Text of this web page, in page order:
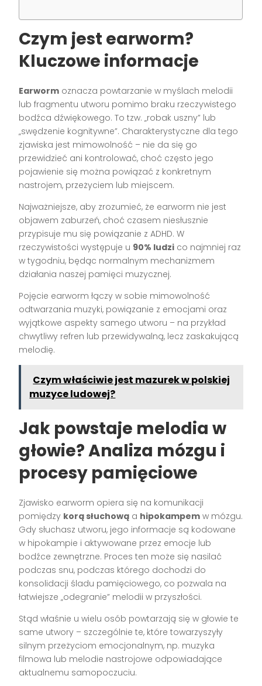
Czym jest earworm?
Kluczowe informacje
Earworm oznacza powtarzanie w myślach melodii
lub fragmentu utworu pomimo braku rzeczywistego
bodźca dźwiękowego. To tzw. „robak uszny” lub
„swędzenie kognitywne”. Charakterystyczne dla tego
zjawiska jest mimowolność – nie da się go
przewidzieć ani kontrolować, choć często jego
pojawienie się można powiązać z konkretnym
nastrojem, przeżyciem lub miejscem.
Najważniejsze, aby zrozumieć, że earworm nie jest
objawem zaburzeń, choć czasem niesłusznie
przypisuje mu się powiązanie z ADHD. W
rzeczywistości występuje u 90% ludzi co najmniej raz
w tygodniu, będąc normalnym mechanizmem
działania naszej pamięci muzycznej.
Pojęcie earworm łączy w sobie mimowolność
odtwarzania muzyki, powiązanie z emocjami oraz
wyjątkowe aspekty samego utworu – na przykład
chwytliwy refren lub przewidywalną, lecz zaskakującą
melodię.
Czym właściwie jest mazurek w polskiej
muzyce ludowej?
Jak powstaje melodia w
głowie? Analiza mózgu i
procesy pamięciowe
Zjawisko earworm opiera się na komunikacji
pomiędzy korą słuchową a hipokampem w mózgu.
Gdy słuchasz utworu, jego informacje są kodowane
w hipokampie i aktywowane przez emocje lub
bodźce zewnętrzne. Proces ten może się nasilać
podczas snu, podczas którego dochodzi do
konsolidacji śladu pamięciowego, co pozwala na
łatwiejsze „odegranie” melodii w przyszłości.
Stąd właśnie u wielu osób powtarzają się w głowie te
same utwory – szczególnie te, które towarzyszyły
silnym przeżyciom emocjonalnym, np. muzyka
filmowa lub melodie nastrojowe odpowiadające
aktualnemu samopoczuciu.